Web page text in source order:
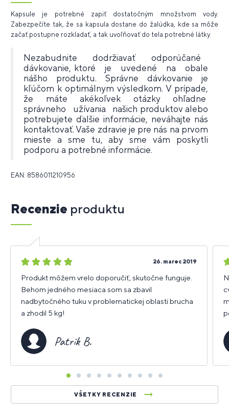
Kapsule je potrebné zapiť dostatočným množstvom vody.
Zabezpečíte tak, že sa kapsula dostane do žalúdka, kde sa môže
začať postupne rozkladať, a tak uvoľňovať do tela potrebné látky.
Nezabudnite dodržiavať odporúčané
dávkovanie, ktoré je uvedené na obale
nášho produktu. Správne dávkovanie je
kľúčom k optimálnym výsledkom. V prípade,
že máte akékoľvek otázky ohľadne
správneho užívania našich produktov alebo
potrebujete ďalšie informácie, neváhajte nás
kontaktovať. Vaše zdravie je pre nás na prvom
mieste a sme tu, aby sme vám poskytli
podporu a potrebné informácie.
EAN: 8586011210956
Recenzie produktu
VŠETKY RECENZIE
5
26. marec 2019
Produkt môžem vrelo doporučiť, skutočne funguje.
Behom jedného mesiaca som sa zbavil
nadbytočného tuku v problematickej oblasti brucha
a zhodil 5 kg!
Patrik B.
5